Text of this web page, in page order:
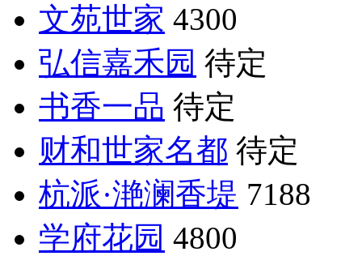
文苑世家 4300
弘信嘉禾园 待定
书香一品 待定
财和世家名都 待定
杭派·滟澜香堤 7188
学府花园 4800